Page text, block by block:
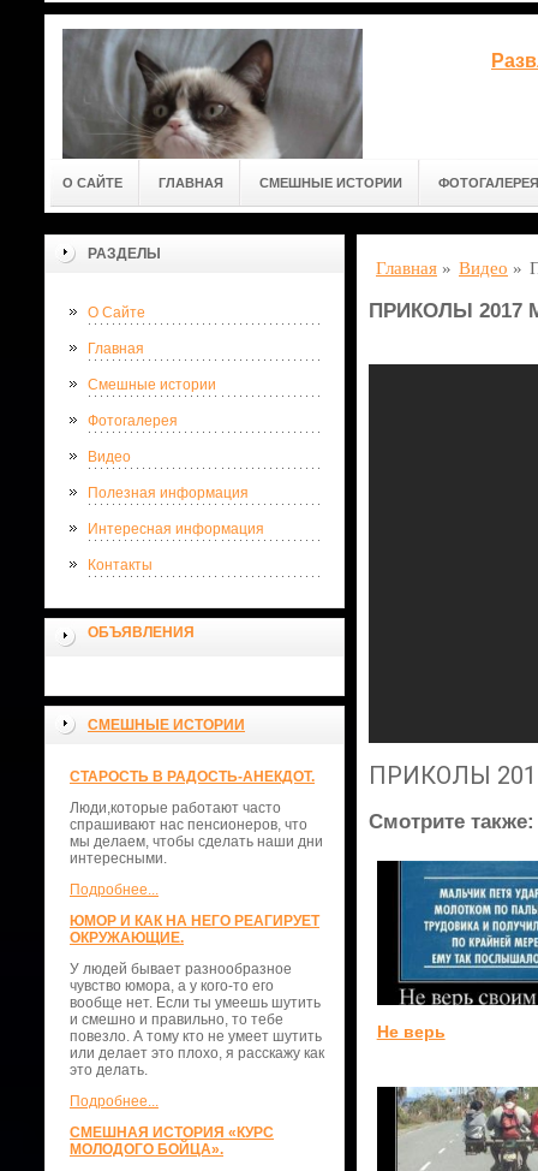
О САЙТЕ ГЛАВНАЯ СМЕШНЫЕ ИСТОРИИ ФОТОГАЛЕРЕЯ
РАЗДЕЛЫ
О Сайте
Главная
Смешные истории
Фотогалерея
Видео
Полезная информация
Интересная информация
Контакты
ОБЪЯВЛЕНИЯ
СМЕШНЫЕ ИСТОРИИ
СТАРОСТЬ В РАДОСТЬ-АНЕКДОТ.
Люди,которые работают часто
спрашивают нас пенсионеров, что
мы делаем, чтобы сделать наши дни
интересными.
Подробнее...
ЮМОР И КАК НА НЕГО РЕАГИРУЕТ
ОКРУЖАЮЩИЕ.
У людей бывает разнообразное
чувство юмора, а у кого-то его
вообще нет. Если ты умеешь шутить
и смешно и правильно, то тебе
повезло. А тому кто не умеет шутить
или делает это плохо, я расскажу как
это делать.
Подробнее...
СМЕШНАЯ ИСТОРИЯ «КУРС
МОЛОДОГО БОЙЦА».
Главная » Видео »
ПРИКОЛЫ 2017
ПРИКОЛЫ
Смотрите также:
Не верь